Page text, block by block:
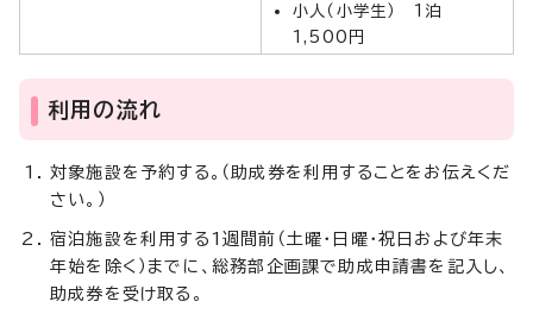
小人（小学生） 1泊
1,500円
利用の流れ
対象施設を予約する。（助成券を利用することをお伝えくだ
さい。）
宿泊施設を利用する1週間前（土曜・日曜・祝日および年末
年始を除く）までに、総務部企画課で助成申請書を記入し、
助成券を受け取る。